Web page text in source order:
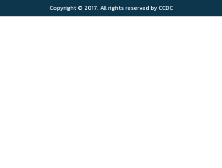
PM2.5
Copyright © 2017. All rights reserved by CCDC